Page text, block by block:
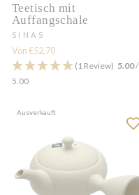
Teetisch mit
Auffangschale
SINAS
Von €52,70
(1 Review) 5.00/
5.00
Ausverkauft